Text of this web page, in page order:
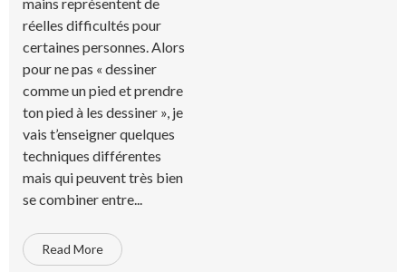
réelles difficultés pour
certaines personnes. Alors
pour ne pas « dessiner
comme un pied et prendre
ton pied à les dessiner », je
vais t’enseigner quelques
techniques différentes
mais qui peuvent très bien
se combiner entre...
Read More